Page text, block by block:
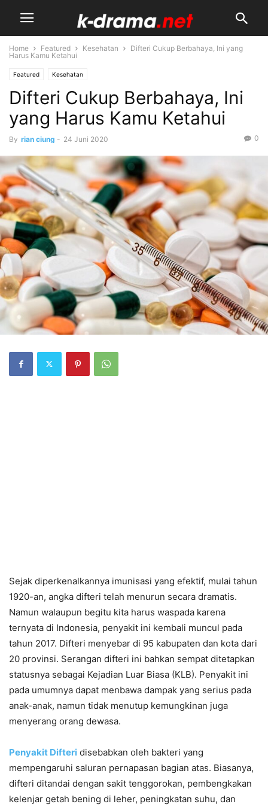
Home Featured Kesehatan
Difteri Cukup Berbahaya, Ini yang
Harus Kamu Ketahui
Featured Kesehatan
Difteri Cukup Berbahaya, Ini
yang Harus Kamu Ketahui
By rian ciung - 24 Juni 2020 0
Sejak diperkenalkannya imunisasi yang efektif, mulai tahun
1920-an, angka difteri telah menurun secara dramatis.
Namun walaupun begitu kita harus waspada karena
ternyata di Indonesia, penyakit ini kembali muncul pada
tahun 2017. Difteri menyebar di 95 kabupaten dan kota dari
20 provinsi. Serangan difteri ini bahkan sempat ditetapkan
statusnya sebagai Kejadian Luar Biasa (KLB). Penyakit ini
pada umumnya dapat menbawa dampak yang serius pada
anak-anak, namun tidak menutup kemungkinan juga
menyerang orang dewasa.
Penyakit Difteri disebabkan oleh bakteri yang
mempengaruhi saluran pernapasan bagian atas. Biasanya,
difteri ditandai dengan sakit tenggorokan, pembengkakan
kelenjar getah bening di leher, peningkatan suhu, dan